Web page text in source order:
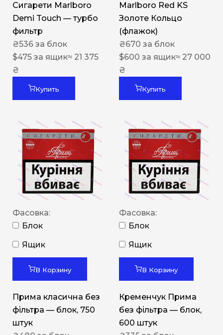
Сигарети Marlboro
Demi Touch — турбо
фильтр
₴536 за блок
$475 за ящик≈ 21 375
₴
Купить
Marlboro Red KS
Золоте Кольцо
(флажок)
₴670 за блок
$600 за ящик≈ 27 000
₴
Купить
Фасовка:
Блок
Ящик
В Корзину
Прима класична без
фільтра — блок, 750
штук
Фасовка:
Блок
Ящик
В Корзину
Кременчук Прима
без фільтра — блок,
600 штук